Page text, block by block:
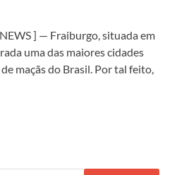
] — Fraiburgo, situada em
uma das maiores cidades
maçãs do Brasil. Por tal feito,